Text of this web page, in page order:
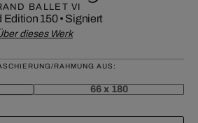
BALLET VI
Edition 150• Signiert
dieses Werk
RAHMUNG AUS:
66 x 180